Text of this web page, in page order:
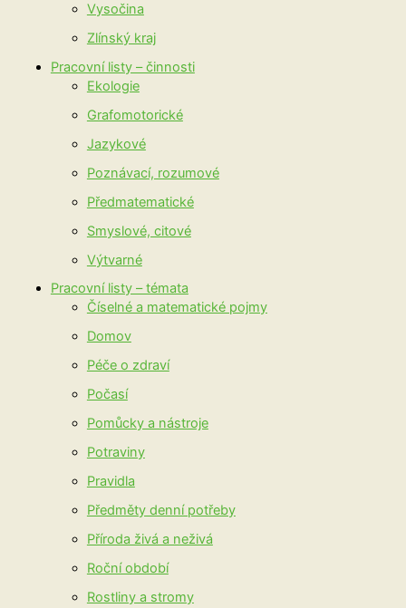
Vysočina
Zlínský kraj
Pracovní listy – činnosti
Ekologie
Grafomotorické
Jazykové
Poznávací, rozumové
Předmatematické
Smyslové, citové
Výtvarné
Pracovní listy – témata
Číselné a matematické pojmy
Domov
Péče o zdraví
Počasí
Pomůcky a nástroje
Potraviny
Pravidla
Předměty denní potřeby
Příroda živá a neživá
Roční období
Rostliny a stromy